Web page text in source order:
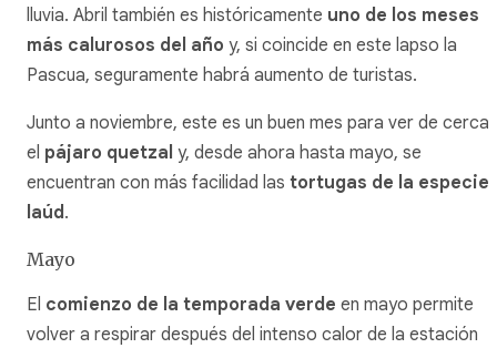
lluvia. Abril también es históricamente uno de los meses
más calurosos del año y, si coincide en este lapso la
Pascua, seguramente habrá aumento de turistas.
Junto a noviembre, este es un buen mes para ver de cerca
el pájaro quetzal y, desde ahora hasta mayo, se
encuentran con más facilidad las tortugas de la especie
laúd.
Mayo
El comienzo de la temporada verde en mayo permite
volver a respirar después del intenso calor de la estación